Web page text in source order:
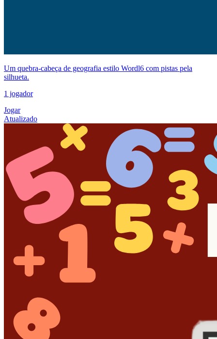
Um quebra-cabeça de geografia estilo Wordl6 com pistas pela
silhueta.
1 jogador
Jogar
Atualizado